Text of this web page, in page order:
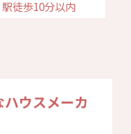
駅徒歩10分以内
ウスメーカ